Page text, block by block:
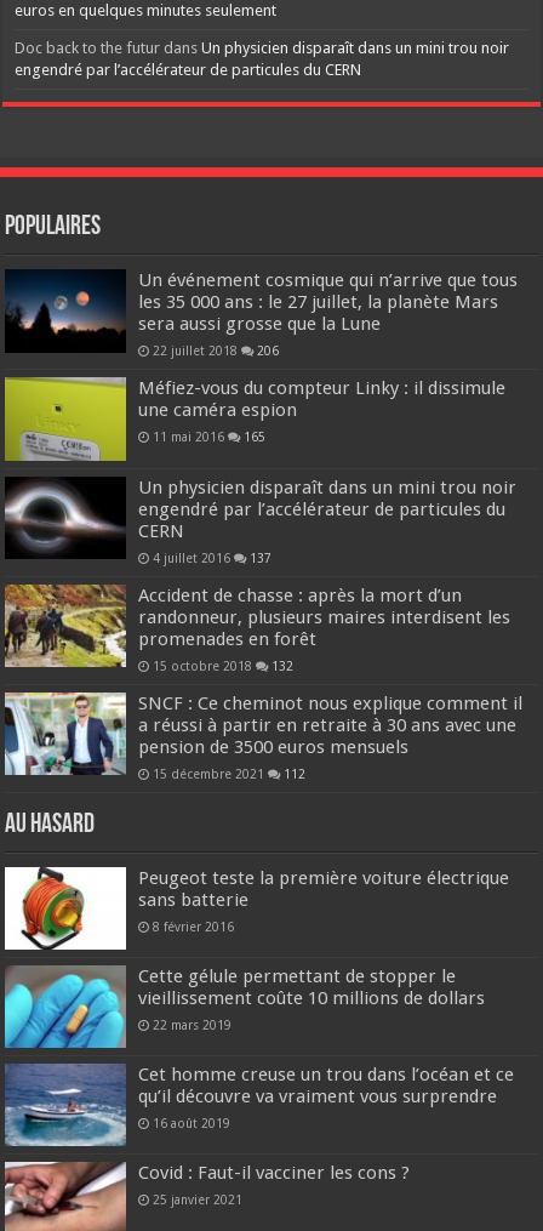
euros en quelques minutes seulement
Doc back to the futur dansUn physicien disparaît dans un mini trou noir
engendré par l’accélérateur de particules du CERN
Populaires
Un événement cosmique qui n’arrive que tous
les 35 000 ans : le 27 juillet, la planète Mars
sera aussi grosse que la Lune
22 juillet 2018 206
Méfiez-vous du compteur Linky : il dissimule
une caméra espion
11 mai 2016 165
Un physicien disparaît dans un mini trou noir
engendré par l’accélérateur de particules du
CERN
4 juillet 2016 137
Accident de chasse : après la mort d’un
randonneur, plusieurs maires interdisent les
promenades en forêt
15 octobre 2018 132
SNCF : Ce cheminot nous explique comment il
a réussi à partir en retraite à 30 ans avec une
pension de 3500 euros mensuels
15 décembre 2021 112
Au hasard
Peugeot teste la première voiture électrique
sans batterie
8 février 2016
Cette gélule permettant de stopper le
vieillissement coûte 10 millions de dollars
22 mars 2019
Cet homme creuse un trou dans l’océan et ce
qu’il découvre va vraiment vous surprendre
16 août 2019
Covid : Faut-il vacciner les cons ?
25 janvier 2021